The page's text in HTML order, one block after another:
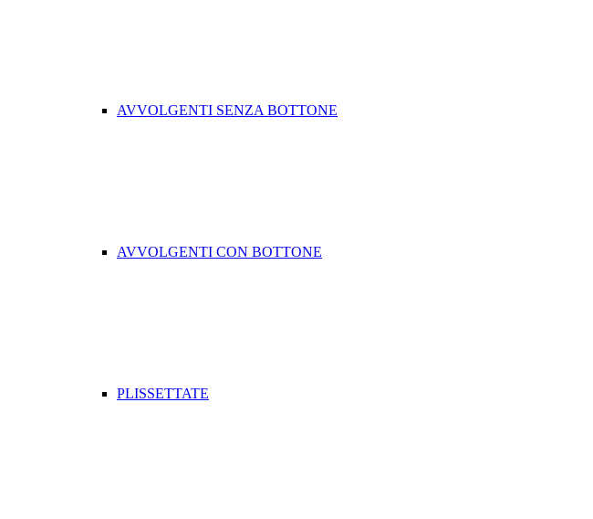
AVVOLGENTI SENZA BOTTONE
AVVOLGENTI CON BOTTONE
PLISSETTATE